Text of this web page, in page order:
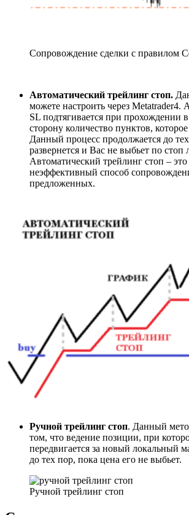
Сопровождение сделки с правилом
Автоматический трейлинг стоп.
можете настроить через Metatrader4.
SL подтягивается при прохождении
сторону количество пунктов,
Данный процесс продолжается до
развернется и Вас не выбьет по стоп
Автоматический трейлинг стоп –
неэффективный способ
предложенных.
Ручной трейлинг стоп. Данный
том, что ведение позиции, при
передвигается за новый локальный
до тех пор, пока цена его не выбьет.
Ручной трейлинг стоп